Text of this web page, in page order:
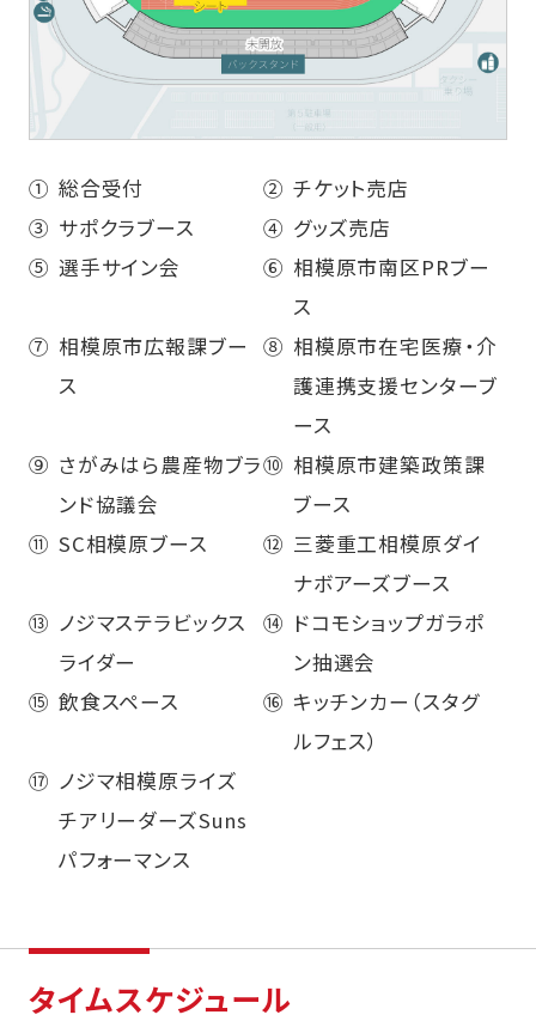
① 総合受付 ② チケット売店
③ サポクラブース ④ グッズ売店
⑤ 選手サイン会 ⑥ 相模原市南区PRブー
ス
⑦ 相模原市広報課ブー
ス
⑧ 相模原市在宅医療・介
護連携支援センターブ
ース
⑨ さがみはら農産物ブラ
ンド協議会
⑩ 相模原市建築政策課
ブース
⑪ SC相模原ブース ⑫ 三菱重工相模原ダイ
ナボアーズブース
⑬ ノジマステラビックス
ライダー
⑭ ドコモショップガラポ
ン抽選会
⑮ 飲食スペース ⑯ キッチンカー（スタグ
ルフェス）
⑰ ノジマ相模原ライズ
チアリーダーズSuns
パフォーマンス
タイムスケジュール